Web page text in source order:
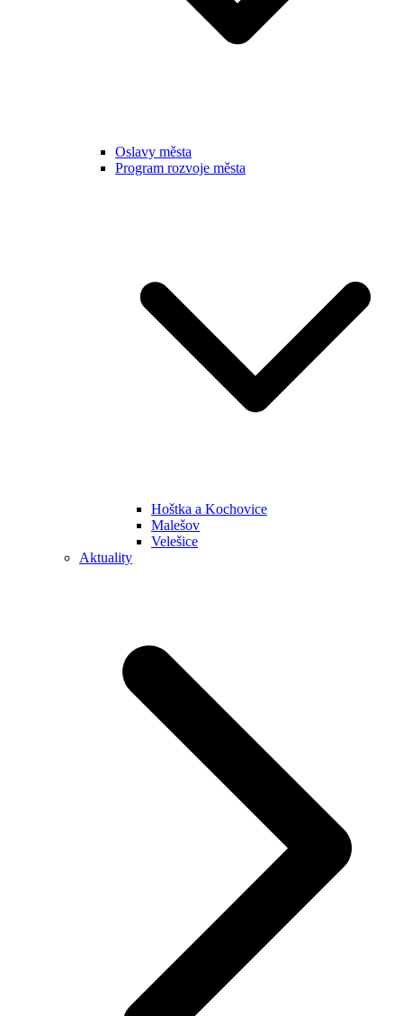
Oslavy města
Program rozvoje města
Hoštka a Kochovice
Malešov
Velešice
Aktuality